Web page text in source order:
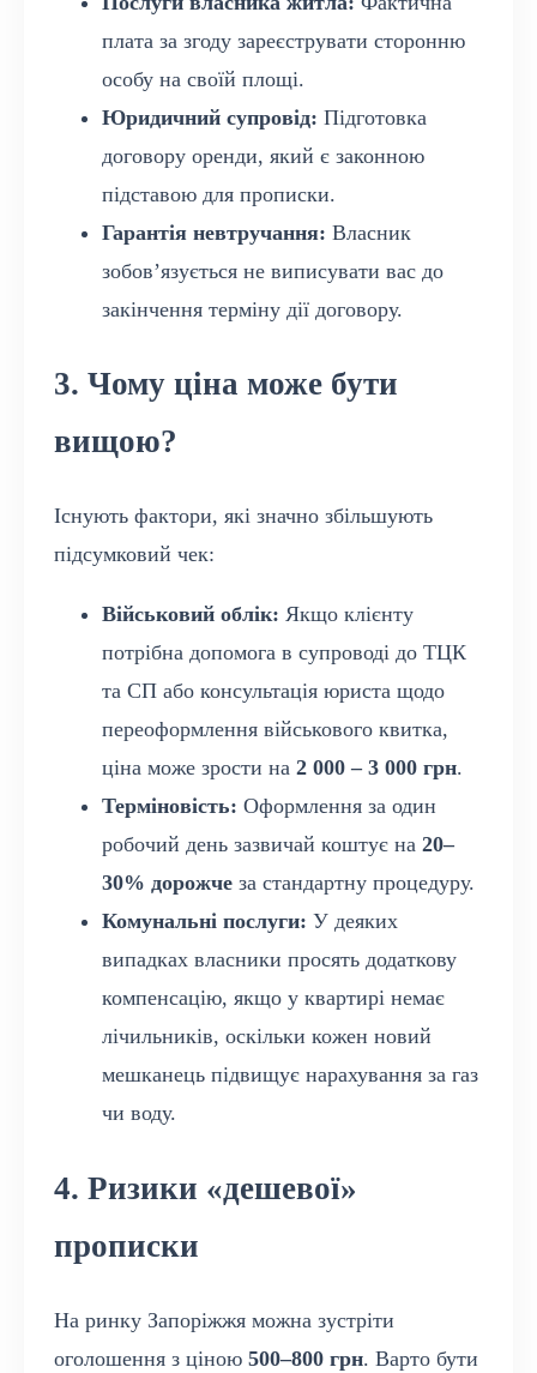
плата за згоду зареєструвати сторонню
особу на своїй площі.
Юридичний супровід: Підготовка
договору оренди, який є законною
підставою для прописки.
Гарантія невтручання: Власник
зобов’язується не виписувати вас до
закінчення терміну дії договору.
3. Чому ціна може бути
вищою?
Існують фактори, які значно збільшують
підсумковий чек:
Військовий облік: Якщо клієнту
потрібна допомога в супроводі до ТЦК
та СП або консультація юриста щодо
переоформлення військового квитка,
ціна може зрости на 2 000 – 3 000 грн.
Терміновість: Оформлення за один
робочий день зазвичай коштує на 20–
30% дорожче за стандартну процедуру.
Комунальні послуги: У деяких
випадках власники просять додаткову
компенсацію, якщо у квартирі немає
лічильників, оскільки кожен новий
мешканець підвищує нарахування за газ
чи воду.
4. Ризики «дешевої»
прописки
На ринку Запоріжжя можна зустріти
оголошення з ціною 500–800 грн. Варто бути